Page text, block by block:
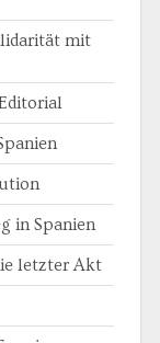
mit
in Spanien
letzter Akt